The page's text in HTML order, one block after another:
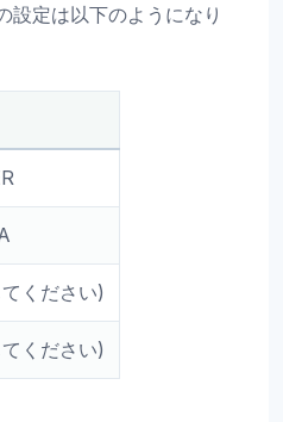
設定は以下のようになり
ください)
ください)